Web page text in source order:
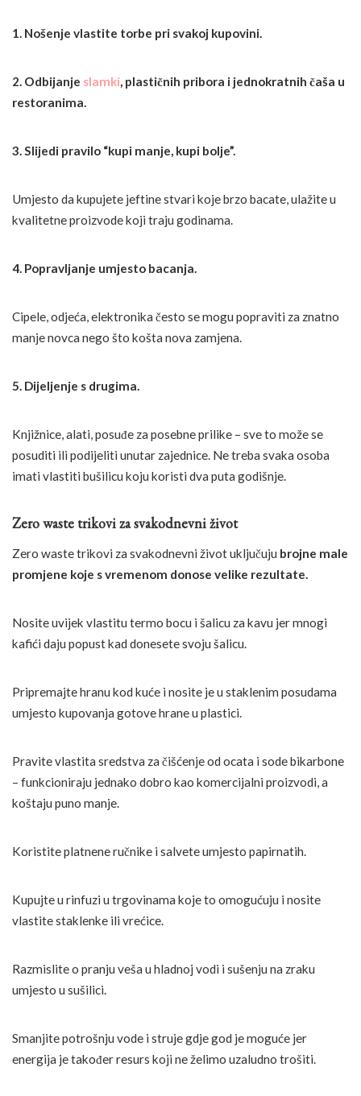
1. Nošenje vlastite torbe pri svakoj kupovini.
2. Odbijanje slamki, plastičnih pribora i jednokratnih čaša u
restoranima.
3. Slijedi pravilo “kupi manje, kupi bolje”.
Umjesto da kupujete jeftine stvari koje brzo bacate, ulažite u
kvalitetne proizvode koji traju godinama.
4. Popravljanje umjesto bacanja.
Cipele, odjeća, elektronika često se mogu popraviti za znatno
manje novca nego što košta nova zamjena.
5. Dijeljenje s drugima.
Knjižnice, alati, posuđe za posebne prilike – sve to može se
posuditi ili podijeliti unutar zajednice. Ne treba svaka osoba
imati vlastiti bušilicu koju koristi dva puta godišnje.
Zero waste trikovi za svakodnevni život
Zero waste trikovi za svakodnevni život uključuju brojne male
promjene koje s vremenom donose velike rezultate.
Nosite uvijek vlastitu termo bocu i šalicu za kavu jer mnogi
kafići daju popust kad donesete svoju šalicu.
Pripremajte hranu kod kuće i nosite je u staklenim posudama
umjesto kupovanja gotove hrane u plastici.
Pravite vlastita sredstva za čišćenje od ocata i sode bikarbone
– funkcioniraju jednako dobro kao komercijalni proizvodi, a
koštaju puno manje.
Koristite platnene ručnike i salvete umjesto papirnatih.
Kupujte u rinfuzi u trgovinama koje to omogućuju i nosite
vlastite staklenke ili vrećice.
Razmislite o pranju veša u hladnoj vodi i sušenju na zraku
umjesto u sušilici.
Smanjite potrošnju vode i struje gdje god je moguće jer
energija je također resurs koji ne želimo uzaludno trošiti.